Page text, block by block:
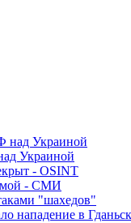
Украиной
- OSINT
- СМИ
"шахедов"
нападение в